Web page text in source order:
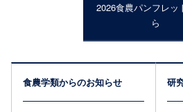
2026食農パンフレッ
ら
食農学類からのお知らせ 研